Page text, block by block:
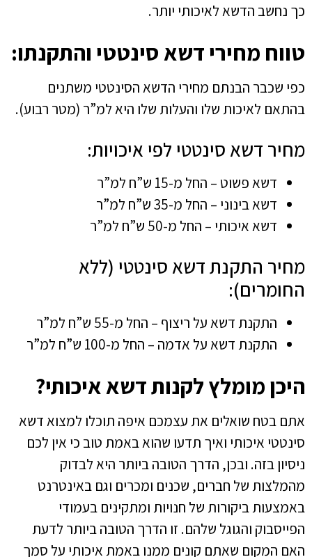
כך נחשב הדשא לאיכותי יותר.
טווח מחירי דשא סינטטי והתקנתו:
כפי שכבר הבנתם מחירי הדשא הסינטטי משתנים
בהתאם לאיכות שלו והעלות שלו היא למ”ר (מטר רבוע).
מחיר דשא סינטטי לפי איכויות:
דשא פשוט – החל מ-15 ש”ח למ”ר
דשא בינוני – החל מ-35 ש”ח למ”ר
דשא איכותי – החל מ-50 ש”ח למ”ר
מחיר התקנת דשא סינטטי (ללא
החומרים):
התקנת דשא על ריצוף – החל מ-55 ש”ח למ”ר
התקנת דשא על אדמה – החל מ-100 ש”ח למ”ר
היכן מומלץ לקנות דשא איכותי?
אתם בטח שואלים את עצמכם איפה תוכלו למצוא דשא
סינטטי איכותי ואיך תדעו שהוא באמת טוב כי אין לכם
ניסיון בזה. ובכן, הדרך הטובה ביותר היא לבדוק
מהמלצות של חברים, שכנים ומכרים וגם באינטרנט
באמצעות ביקורות של חנויות ומתקינים בעמודי
הפייסבוק והגוגל שלהם. זו הדרך הטובה ביותר לדעת
האם המקום שאתם קונים ממנו באמת איכותי על סמך